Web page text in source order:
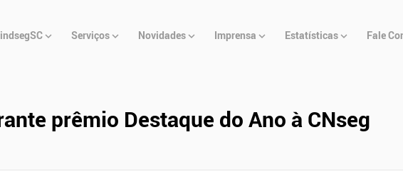
Serviços Novidades Imprensa Estatísticas Fale
prêmio Destaque do Ano à CNseg